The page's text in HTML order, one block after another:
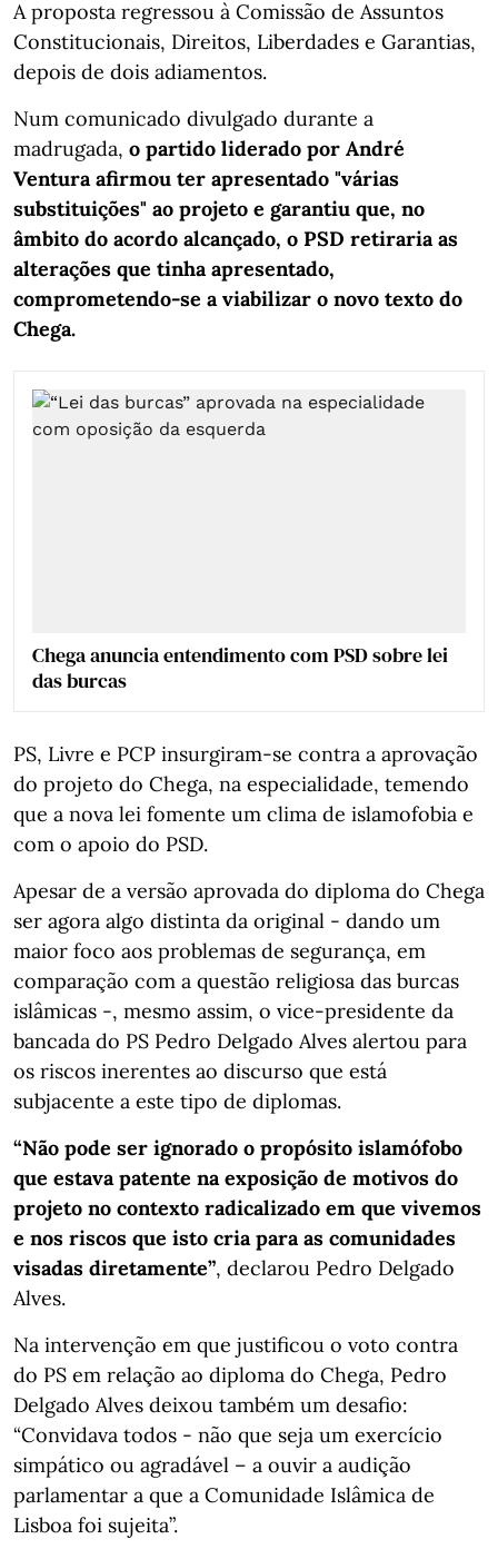
A proposta regressou à Comissão de Assuntos
Constitucionais, Direitos, Liberdades e Garantias,
depois de dois adiamentos.
Num comunicado divulgado durante a
madrugada, o partido liderado por André
Ventura afirmou ter apresentado "várias
substituições" ao projeto e garantiu que, no
âmbito do acordo alcançado, o PSD retiraria as
alterações que tinha apresentado,
comprometendo-se a viabilizar o novo texto do
Chega.
Chega anuncia entendimento com PSD sobre lei
das burcas
PS, Livre e PCP insurgiram-se contra a aprovação
do projeto do Chega, na especialidade, temendo
que a nova lei fomente um clima de islamofobia e
com o apoio do PSD.
Apesar de a versão aprovada do diploma do Chega
ser agora algo distinta da original - dando um
maior foco aos problemas de segurança, em
comparação com a questão religiosa das burcas
islâmicas -, mesmo assim, o vice-presidente da
bancada do PS Pedro Delgado Alves alertou para
os riscos inerentes ao discurso que está
subjacente a este tipo de diplomas.
“Não pode ser ignorado o propósito islamófobo
que estava patente na exposição de motivos do
projeto no contexto radicalizado em que vivemos
e nos riscos que isto cria para as comunidades
visadas diretamente”, declarou Pedro Delgado
Alves.
Na intervenção em que justificou o voto contra
do PS em relação ao diploma do Chega, Pedro
Delgado Alves deixou também um desafio:
“Convidava todos - não que seja um exercício
simpático ou agradável – a ouvir a audição
parlamentar a que a Comunidade Islâmica de
Lisboa foi sujeita”.